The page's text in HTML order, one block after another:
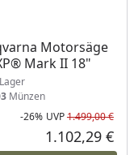
Preis
Motorsäge
Mark II 18"
am Lager
Münzen
-26% UVP1.499,00 €
1.102,29 €